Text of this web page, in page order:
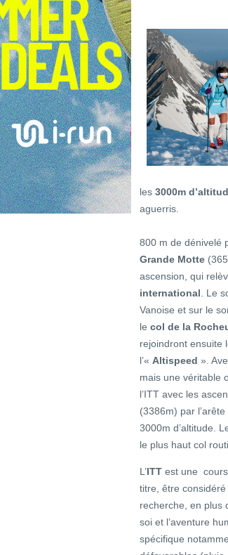
les 3000m
aguerris.
800 m de dénivelé
Grande Motte
ascension, qui
international . Le
Vanoise et sur le
le col de la
rejoindront ensuite
l’« Altispeed ».
mais une véritable
l’ITT avec les
(3386m) par
3000m d’altitude.
le plus haut col
L’ITT est une
titre, être
recherche, en plus
soi et l’aventure
spécifique